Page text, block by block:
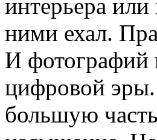
интерьера или
ними ехал.
И фотографий
цифровой
большую